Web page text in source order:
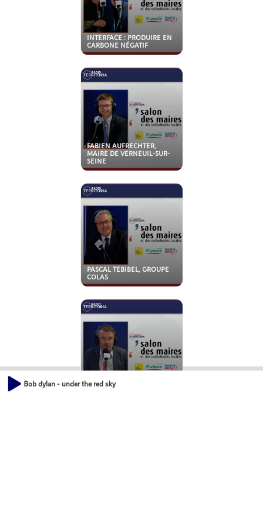
INTERFACE : PRODUIRE EN
CARBONE NÉGATIF
FABIEN AUFRECHTER,
MAIRE DE VERNEUIL-SUR-
SEINE
PASCAL TEBIBEL, GROUPE
COLAS
LAURENT DELCAYROU, THE
Bob dylan - under the red sky